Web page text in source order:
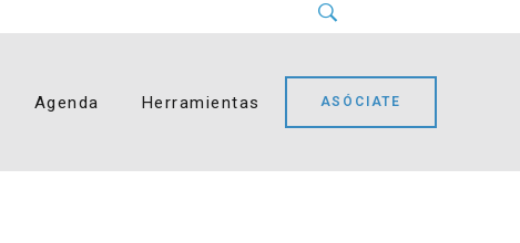
Agenda Herramientas ASÓCIATE